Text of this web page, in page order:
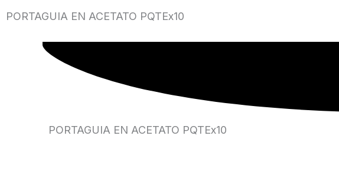
PORTAGUIA EN ACETATO PQTEx10
PORTAGUIA EN ACETATO PQTEx10